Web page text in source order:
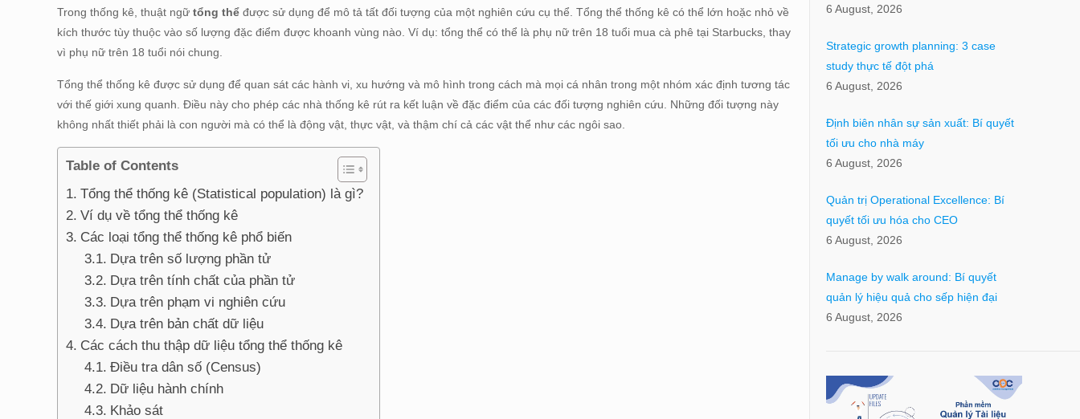
Trong thống kê, thuật ngữtổng thể được sử dụng để mô tả tất đối tượng của một nghiên cứu cụ thể. Tổng thể thống kê có thể lớn hoặc nhỏ về
kích thước tùy thuộc vào số lượng đặc điểm được khoanh vùng nào. Ví dụ: tổng thể có thể là phụ nữ trên 18 tuổi mua cà phê tại Starbucks, thay
vì phụ nữ trên 18 tuổi nói chung.
Tổng thể thống kê được sử dụng để quan sát các hành vi, xu hướng và mô hình trong cách mà mọi cá nhân trong một nhóm xác định tương tác
với thế giới xung quanh. Điều này cho phép các nhà thống kê rút ra kết luận về đặc điểm của các đối tượng nghiên cứu. Những đối tượng này
không nhất thiết phải là con người mà có thể là động vật, thực vật, và thậm chí cả các vật thể như các ngôi sao.
Table of Contents
Tổng thể thống kê (Statistical population) là gì?
Ví dụ về tổng thể thống kê
Các loại tổng thể thống kê phổ biến
Dựa trên số lượng phần tử
Dựa trên tính chất của phần tử
Dựa trên phạm vi nghiên cứu
Dựa trên bản chất dữ liệu
Các cách thu thập dữ liệu tổng thể thống kê
Điều tra dân số (Census)
Dữ liệu hành chính
Khảo sát
6 August, 2026
Strategic growth planning: 3 case
study thực tế đột phá
6 August, 2026
Định biên nhân sự sản xuất: Bí quyết
tối ưu cho nhà máy
6 August, 2026
Quản trị Operational Excellence: Bí
quyết tối ưu hóa cho CEO
6 August, 2026
Manage by walk around: Bí quyết
quản lý hiệu quả cho sếp hiện đại
6 August, 2026